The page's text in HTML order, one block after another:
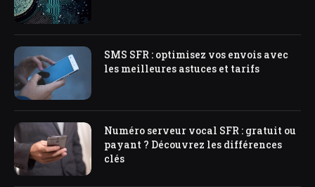
SMS SFR : optimisez vos envois avec
les meilleures astuces et tarifs
Numéro serveur vocal SFR : gratuit ou
payant ? Découvrez les différences
clés